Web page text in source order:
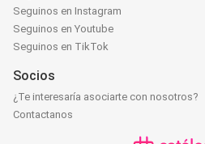
Seguinos en Instagram
Seguinos en Youtube
Seguinos en TikTok
Socios
¿Te interesaría asociarte con nosotros?
Contactanos